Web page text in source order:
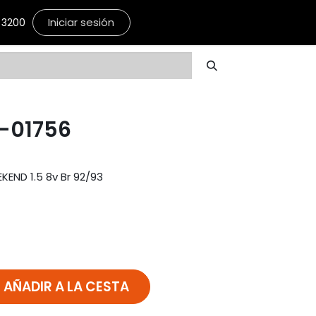
Iniciar sesión
1.5 8v Br 92/93
AÑADIR A LA CESTA